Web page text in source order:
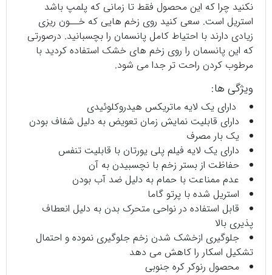
نکنید چرا که این محصول فقط تا زمانی که پلمپ باشد
استریل است. سعی کنید روی زخم هایی که خــون ریزی
زیادی دارند با احتیاط کامل پانسمان را بچسبانید. درصورتی
که این پانسمان را روی زخم های خشک استفاده کردید با
مرطوب کردن راحت تر جدا می شود.
ویژگی ها:
دارای یک لایه ماتریکس هیدروکلوئیدی
دارای قابلیت نمایش زمان تعویض به دلیل شفاف بودن
یک بار مصرف
دارای یک لایه فیلم پلی یورتان با قابلیت تنفس
حفاظت از بستر زخم با نچسبیدن به آن
عدم ممناعت با حمام به دلیل ضد آب بودن
استریل شده با پرتو گاما
قابل استفاده در نواحی متحرک بدن به دلیل انعطاف
پذیری بالا
جلوگیری ازخشک شدن زخم جلوگیری نموده و احتمال
تشکیل اسکار را کاهش می دهد
محصول رنوکر کره جنوبی